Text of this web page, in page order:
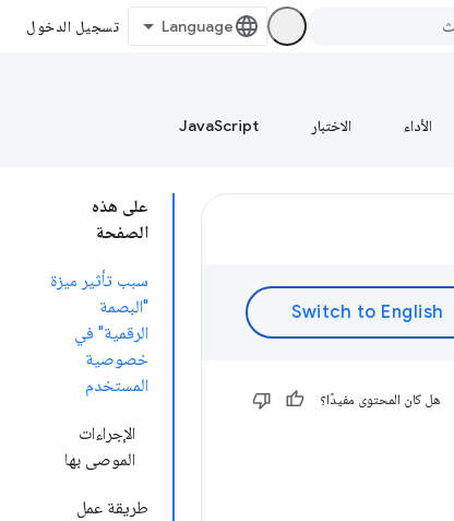
تسجيل الدخول
الأداء الاختبار JavaScript
على هذه
الصفحة
سبب تأثير ميزة
"البصمة
الرقمية" في
خصوصية
المستخدم
الإجراءات
الموصى بها
طريقة عمل
هل كان المحتوى مفيدًا؟